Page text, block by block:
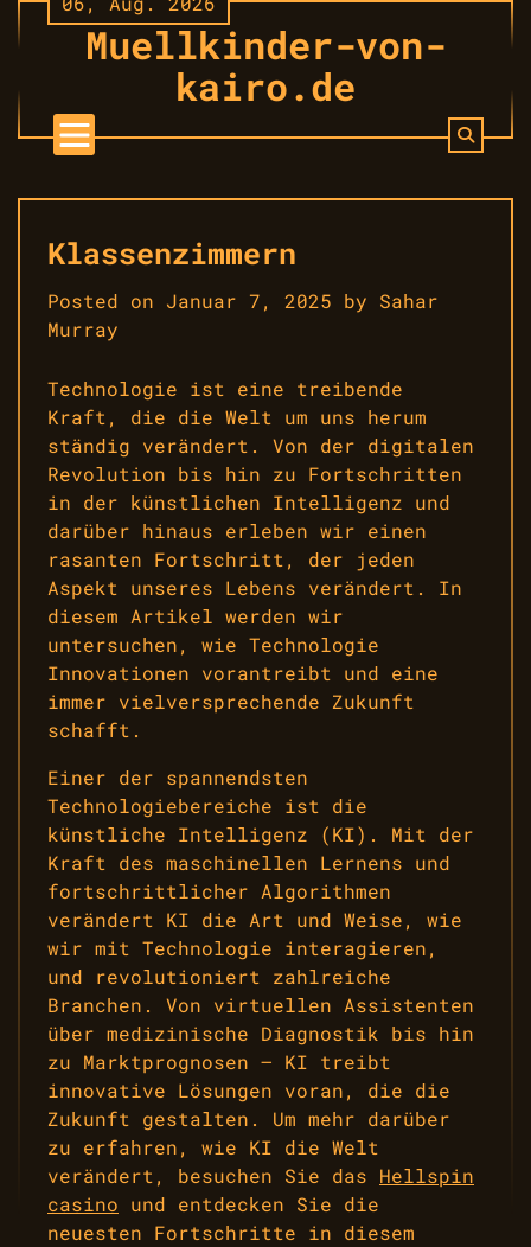
Skip
to
Muellkinder-von-
kairo.de
Klassenzimmern
Posted on Januar 7, 2025 by Sahar
Murray
Technologie ist eine treibende
Kraft, die die Welt um uns herum
ständig verändert. Von der digitalen
Revolution bis hin zu Fortschritten
in der künstlichen Intelligenz und
darüber hinaus erleben wir einen
rasanten Fortschritt, der jeden
Aspekt unseres Lebens verändert. In
diesem Artikel werden wir
untersuchen, wie Technologie
Innovationen vorantreibt und eine
immer vielversprechende Zukunft
schafft.
Einer der spannendsten
Technologiebereiche ist die
künstliche Intelligenz (KI). Mit der
Kraft des maschinellen Lernens und
fortschrittlicher Algorithmen
verändert KI die Art und Weise, wie
wir mit Technologie interagieren,
und revolutioniert zahlreiche
Branchen. Von virtuellen Assistenten
über medizinische Diagnostik bis hin
zu Marktprognosen – KI treibt
innovative Lösungen voran, die die
Zukunft gestalten. Um mehr darüber
zu erfahren, wie KI die Welt
verändert, besuchen Sie das Hellspin
casino und entdecken Sie die
neuesten Fortschritte in diesem